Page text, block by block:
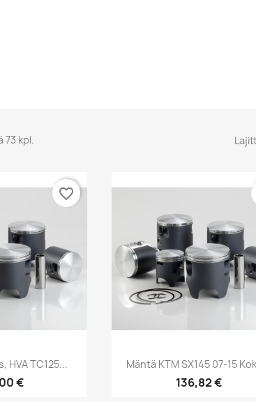
kpl.
HVA TC125...
€
favorite_border
Pikakatselu
Mäntä KTM SX145 07-15
136,82 €